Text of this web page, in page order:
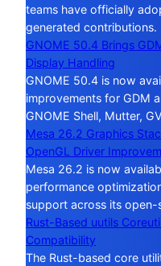
teams have officially
generated contributions.
GNOME 50.4 Brings
Display Handling
GNOME 50.4 is now
improvements for GDM
GNOME Shell, Mutter,
Mesa 26.2 Graphics
OpenGL Driver
Mesa 26.2 is now
performance
support across its
Rust-Based uutils
Compatibility
The Rust-based core